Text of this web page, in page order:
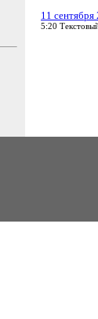
11 сентября
5:20